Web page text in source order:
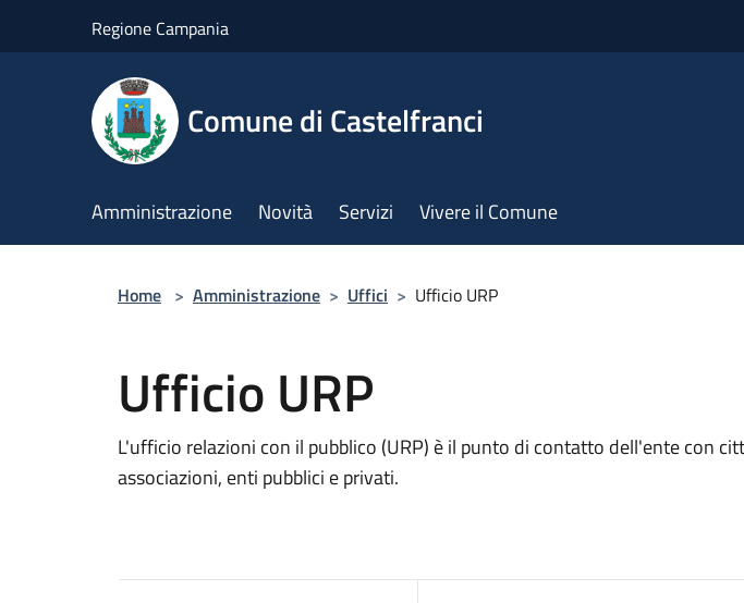
Regione Campania
Comune di Castelfranci
Amministrazione Novità Servizi Vivere il Comune
Home > Amministrazione > Uffici > Ufficio URP
Ufficio URP
L'ufficio relazioni con il pubblico (URP) è il punto di contatto dell'ente con
associazioni, enti pubblici e privati.